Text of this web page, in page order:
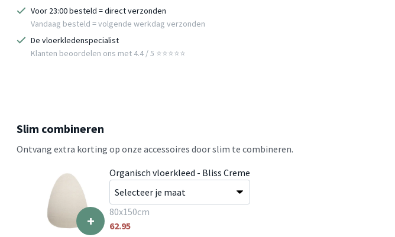
Voor 23:00 besteld = direct verzonden
Vandaag besteld = volgende werkdag verzonden
De vloerkledenspecialist
Klanten beoordelen ons met 4.4 / 5 ⭐⭐⭐⭐⭐
Slim combineren
Ontvang extra korting op onze accessoires door slim te combineren.
+
Organisch vloerkleed - Bliss Creme
80x150cm
62.95